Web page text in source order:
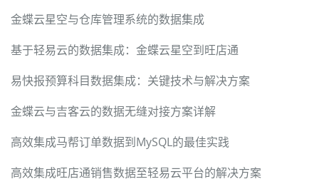
金蝶云星空与仓库管理系统的数据集成
基于轻易云的数据集成：金蝶云星空到旺店通
易快报预算科目数据集成：关键技术与解决方案
金蝶云与吉客云的数据无缝对接方案详解
高效集成马帮订单数据到MySQL的最佳实践
高效集成旺店通销售数据至轻易云平台的解决方案